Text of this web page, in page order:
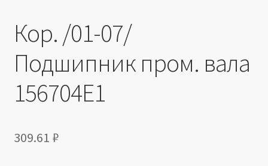
Кор. /01-07/
Подшипник пром. вала
156704E1
309.61 ₽